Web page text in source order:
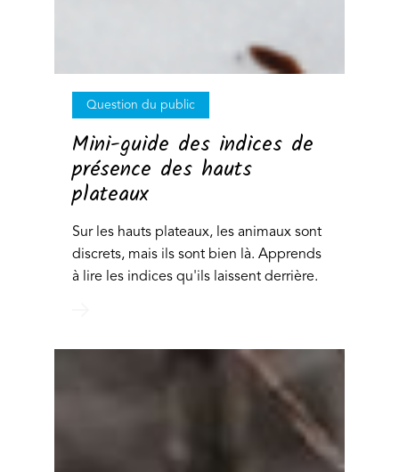
Question du public
Mini-guide des indices de
présence des hauts
plateaux
Sur les hauts plateaux, les animaux sont
discrets, mais ils sont bien là. Apprends
à lire les indices qu'ils laissent derrière.